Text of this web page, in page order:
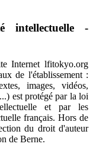
intellectuelle -
Internet lfitokyo.org
de l'établissement :
images, vidéos,
est protégé par la loi
et par les
français. Hors de
du droit d'auteur
de Berne.